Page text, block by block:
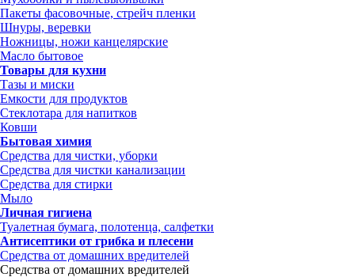
Пакеты фасовочные, стрейч пленки
Шнуры, веревки
Ножницы, ножи канцелярские
Масло бытовое
Товары для кухни
Тазы и миски
Емкости для продуктов
Стеклотара для напитков
Ковши
Бытовая химия
Средства для чистки, уборки
Средства для чистки канализации
Средства для стирки
Мыло
Личная гигиена
Туалетная бумага, полотенца, салфетки
Антисептики от грибка и плесени
Средства от домашних вредителей
Средства от домашних вредителей